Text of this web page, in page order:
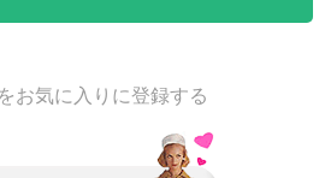
お気に入りに登録する